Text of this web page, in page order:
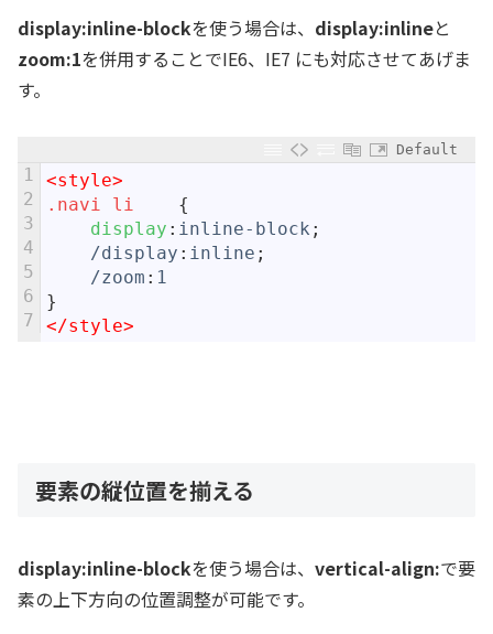
display:inline-blockを使う場合は、 display:inlineと
zoom:1を併用することでIE6、IE7 にも対応させてあげま
す。
Default
1
2
3
4
5
6
7
<style>
{
display : inline-block ;
/display : inline ;
/zoom : 1
}
</style>
要素の縦位置を揃える
display:inline-blockを使う場合は、 vertical-align:で要
素の上下方向の位置調整が可能です。